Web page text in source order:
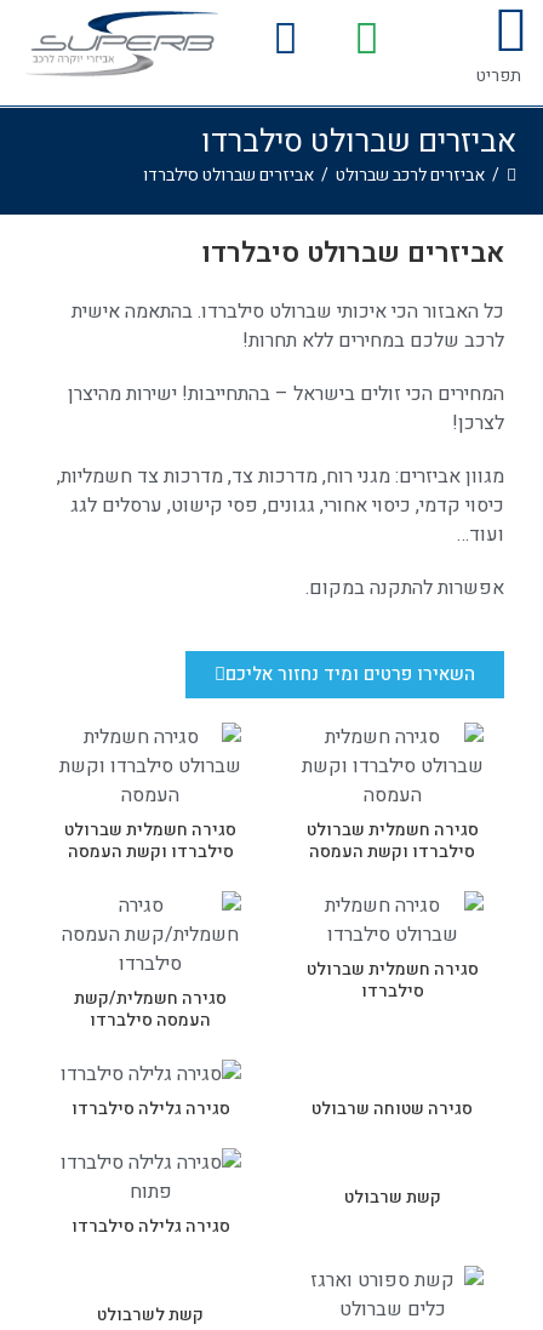
לתוכן
תפריט
אביזרים שברולט סילברדו
/ אביזרים לרכב שברולט / אביזרים שברולט סילברדו
אביזרים שברולט סיבלרדו
כל האבזור הכי איכותי שברולט סילברדו. בהתאמה אישית
לרכב שלכם במחירים ללא תחרות!
המחירים הכי זולים בישראל – בהתחייבות! ישירות מהיצרן
לצרכן!
מגוון אביזרים: מגני רוח, מדרכות צד, מדרכות צד חשמליות,
כיסוי קדמי, כיסוי אחורי, גגונים, פסי קישוט, ערסלים לגג
ועוד…
אפשרות להתקנה במקום.
השאירו פרטים ומיד נחזור אליכם
סגירה חשמלית שברולט
סילברדו וקשת העמסה
סגירה חשמלית שברולט
סילברדו וקשת העמסה
סגירה חשמלית שברולט
סילברדו
סגירה חשמלית/קשת
העמסה סילברדו
סגירה שטוחה שרבולט סגירה גלילה סילברדו
קשת שרבולט
סגירה גלילה סילברדו
קשת לשרבולט